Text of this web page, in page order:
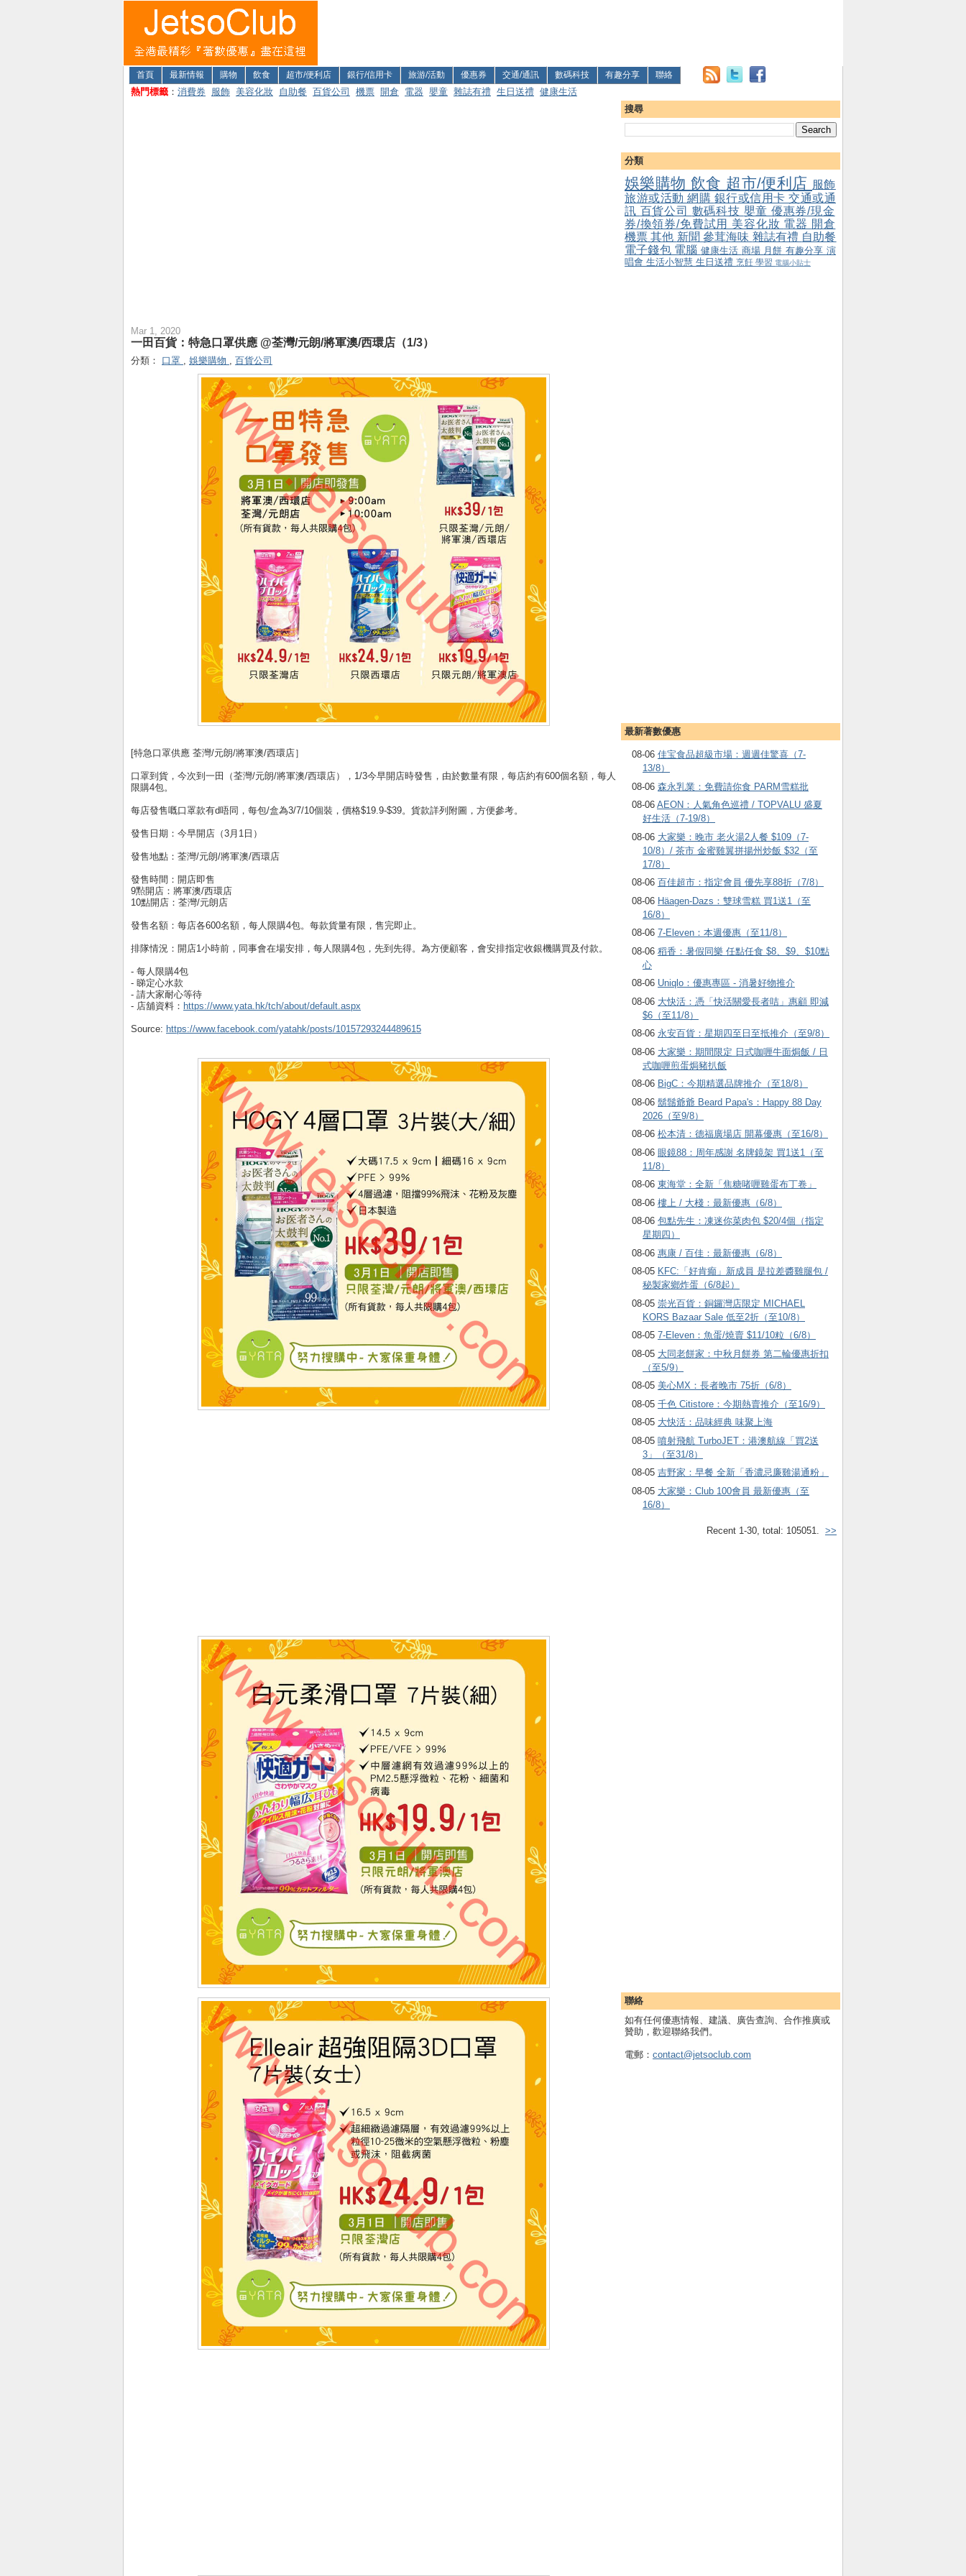
首頁 最新情報 購物 飲食 超市/便利店 銀行/信用卡 旅游/活動 優惠券 交通/通訊 數碼科技 有趣分享 聯絡
熱門標籤 ： 消費券 服飾 美容化妝 自助餐 百貨公司 機票 開倉 電器 嬰童 雜誌有禮 生日送禮 健康生活
搜尋
分類
娛樂購物 飲食 超市/便利店 服飾
旅游或活動 網購 銀行或信用卡 交通或通
訊 百貨公司 數碼科技 嬰童 優惠券/現金
券/換領券/免費試用 美容化妝 電器 開倉
機票其他 新聞參茸海味 雜誌有禮 自助餐
電子錢包 電腦 健康生活 商場 月餅 有趣分享 演
唱會 生活小智慧 生日送禮 烹飪 學習 電腦小貼士
最新著數優惠
08-06 佳宝食品超級市場：週週佳驚喜（7-
13/8）
08-06 森永乳業：免費請你食 PARM雪糕批
08-06 AEON：人氣角色巡禮 / TOPVALU 盛夏
好生活（7-19/8）
08-06 大家樂：晚市 老火湯2人餐 $109（7-
10/8）/ 茶市 金蜜雞翼拼揚州炒飯 $32（至
17/8）
08-06 百佳超市：指定會員 優先享88折（7/8）
08-06 Häagen-Dazs ：雙球雪糕 買1送1（至
16/8）
08-06 7-Eleven：本週優惠（至11/8）
08-06 稻香：暑假同樂 任點任食 $8、$9、$10點
心
08-06 Uniqlo：優惠專區 - 消暑好物推介
08-06 大快活：憑「快活關愛長者咭」惠顧 即減
$6（至11/8）
08-06 永安百貨：星期四至日至抵推介（至9/8）
08-06 大家樂：期間限定 日式咖喱牛面焗飯 / 日
式咖喱煎蛋焗豬扒飯
08-06 BigC：今期精選品牌推介（至18/8）
08-06 鬍鬚爺爺 Beard Papa's：Happy 88 Day
2026（至9/8）
08-06 松本清：德福廣場店 開幕優惠（至16/8）
08-06 眼鏡88：周年感謝 名牌鏡架 買1送1（至
11/8）
08-06 東海堂：全新「焦糖啫喱雞蛋布丁卷」
08-06 樓上 / 大棧：最新優惠（6/8）
08-06 包點先生：凍迷你菜肉包 $20/4個（指定
星期四）
08-06 惠康 / 百佳：最新優惠（6/8）
08-05 KFC:「好肯癲」新成員 是拉差醬雞腿包 /
秘製家鄉炸蛋（6/8起）
08-05 崇光百貨：銅鑼灣店限定 MICHAEL
KORS Bazaar Sale 低至2折（至10/8）
08-05 7-Eleven：魚蛋/燒賣 $11/10粒（6/8）
08-05 大同老餅家：中秋月餅券 第二輪優惠折扣
（至5/9）
08-05 美心MX：長者晚市 75折（6/8）
08-05 千色 Citistore：今期熱賣推介（至16/9）
08-05 大快活：品味經典 味聚上海
08-05 噴射飛航 TurboJET：港澳航線「買2送
3」（至31/8）
08-05 吉野家：早餐 全新「香濃忌廉雞湯通粉」
08-05 大家樂：Club 100會員 最新優惠（至
16/8）
Recent 1-30, total: 105051. >>
聯絡
如有任何優惠情報、建議、廣告查詢、合作推廣或
贊助，歡迎聯絡我們。
電郵： contact@jetsoclub.com
Mar 1, 2020
一田百貨：特急口罩供應 @荃灣/元朗/將軍澳/西環店（1/3）
分類： 口罩 , 娛樂購物 , 百貨公司
[特急口罩供應 荃灣/元朗/將軍澳/西環店］
口罩到貨，今次到一田（荃灣/元朗/將軍澳/西環店），1/3今早開店時發售，由於數量有限，每店約有600個名額，每人
限購4包。
每店發售嘅口罩款有d唔同，每包/盒為3/7/10個裝，價格$19.9-$39。貨款詳列附圖，方便參考。
發售日期：今早開店（3月1日）
發售地點：荃灣/元朗/將軍澳/西環店
發售時間：開店即售
9㸃開店：將軍澳/西環店
10點開店：荃灣/元朗店
發售名額：每店各600名額，每人限購4包。每款貨量有限，售完即止。
排隊情況：開店1小時前，同事會在場安排，每人限購4包，先到先得。為方便顧客，會安排指定收銀機購買及付款。
- 每人限購4包
- 睇定心水款
- 請大家耐心等待
- 店舖資料： https://www.yata.hk/tch/about/default.aspx
Source: https://www.facebook.com/yatahk/posts/10157293244489615